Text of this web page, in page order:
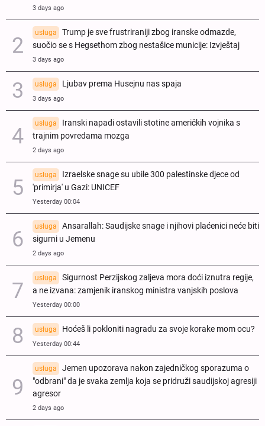
3 days ago
usluga
Trump je sve frustriraniji zbog iranske odmazde,
suočio se s Hegsethom zbog nestašice municije: Izvještaj
3 days ago
usluga Ljubav prema Husejnu nas spaja
3 days ago
usluga
Iranski napadi ostavili stotine američkih vojnika s
trajnim povredama mozga
2 days ago
usluga
Izraelske snage su ubile 300 palestinske djece od
'primirja' u Gazi: UNICEF
Yesterday 00:04
usluga
Ansarallah: Saudijske snage i njihovi plaćenici neće biti
sigurni u Jemenu
2 days ago
usluga
Sigurnost Perzijskog zaljeva mora doći iznutra regije,
a ne izvana: zamjenik iranskog ministra vanjskih poslova
Yesterday 00:00
usluga Hoćeš li pokloniti nagradu za svoje korake mom ocu?
Yesterday 00:44
usluga
Jemen upozorava nakon zajedničkog sporazuma o
"odbrani" da je svaka zemlja koja se pridruži saudijskoj agresiji
agresor
2 days ago